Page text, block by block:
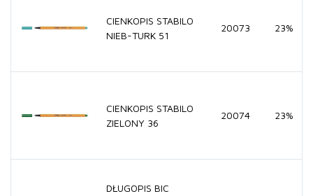
CIENKOPIS STABILO
NIEB-TURK 51
20073 23%
CIENKOPIS STABILO
ZIELONY 36
20074 23%
DŁUGOPIS BIC